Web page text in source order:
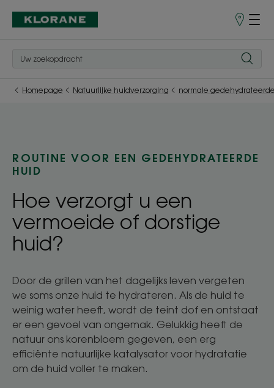
Homepage Natuurlijke huidverzorging normale
ROUTINE VOOR EEN GEDEHYDRATEERDE
HUID
Hoe verzorgt u een
vermoeide of dorstige
huid?
Door de grillen van het dagelijks leven vergeten
we soms onze huid te hydrateren. Als de huid te
weinig water heeft, wordt de teint dof en ontstaat
er een gevoel van ongemak. Gelukkig heeft de
natuur ons korenbloem gegeven, een erg
efficiënte natuurlijke katalysator voor hydratatie
om de huid voller te maken.